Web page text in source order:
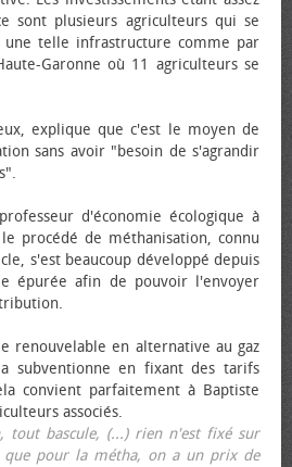
sont plusieurs agriculteurs qui se
telle infrastructure comme par
Garonne où 11 agriculteurs se
explique que c'est le moyen de
sans avoir "besoin de s'agrandir
d'économie écologique à
procédé de méthanisation, connu
s'est beaucoup développé depuis
épurée afin de pouvoir l'envoyer
renouvelable en alternative au gaz
subventionne en fixant des tarifs
convient parfaitement à Baptiste
associés.
tout bascule, (...) rien n'est fixé sur
que pour la métha, on a un prix de